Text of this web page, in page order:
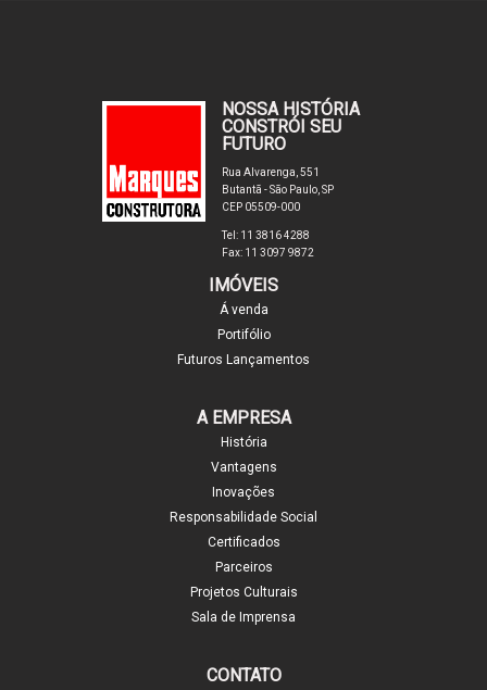
NOSSA HISTÓRIA
CONSTRÓI SEU
FUTURO
Rua Alvarenga, 551
Butantã - São Paulo, SP
CEP 05509-000
Tel: 11 3816 4288
Fax: 11 3097 9872
IMÓVEIS
Á venda
Portifólio
Futuros Lançamentos
A EMPRESA
História
Vantagens
Inovações
Responsabilidade Social
Certificados
Parceiros
Projetos Culturais
Sala de Imprensa
CONTATO